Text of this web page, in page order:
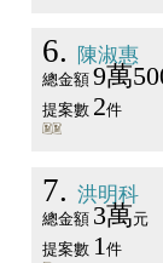
6 陳淑惠
總金額 9萬
提案數 2件
7 洪明科
總金額 3萬元
提案數 1件